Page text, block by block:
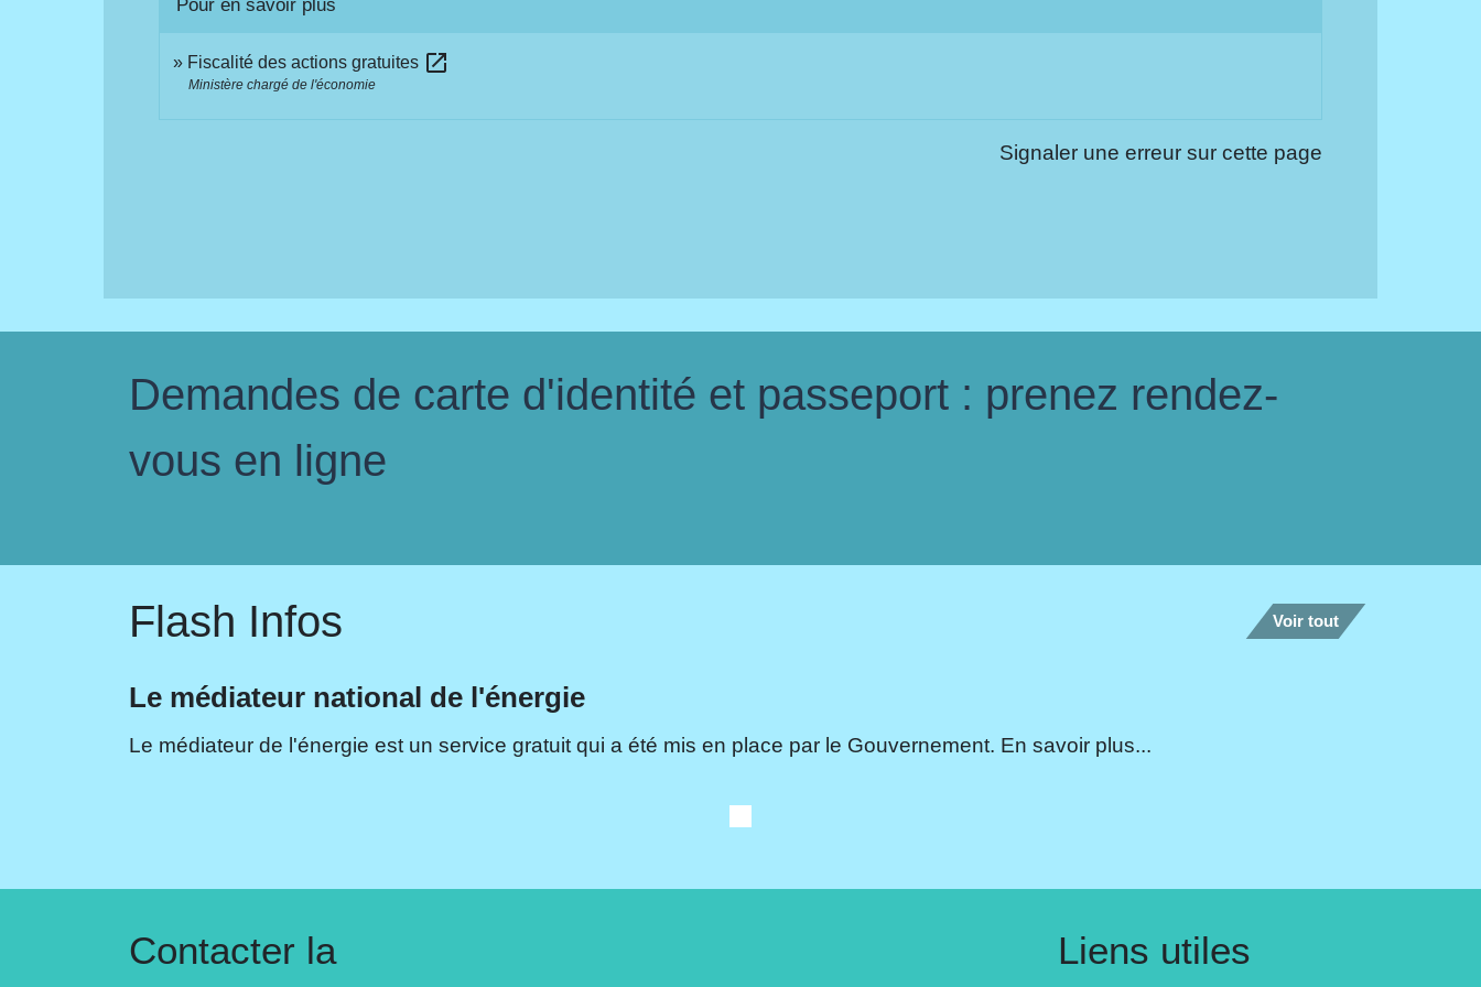
Pour en savoir plus
Fiscalité des actions gratuites open_in_new
Ministère chargé de l'économie
Signaler une erreur sur cette page
Demandes de carte d'identité et passeport : prenez rendez-
vous en ligne
Flash Infos Voir tout
Le médiateur national de l'énergie
Le médiateur de l'énergie est un service gratuit qui a été mis en place par le Gouvernement. En savoir plus...
Contacter la
Liens utiles